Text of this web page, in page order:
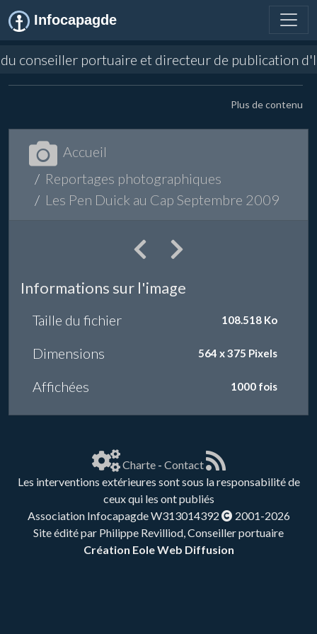
Infocapagde
conseiller portuaire et directeur de publication
Plus de contenu
Accueil
Reportages photographiques
Les Pen Duick au Cap Septembre 2009
Informations sur l'image
Taille du fichier 108.518 Ko
Dimensions 564 x 375 Pixels
Affichées 1000 fois
Charte- Contact
Les interventions extérieures sont sous la responsabilité de
ceux qui les ont publiés
Association Infocapagde W313014392
2001-2026
Site édité par Philippe Revilliod, Conseiller portuaire
Création Eole Web Diffusion